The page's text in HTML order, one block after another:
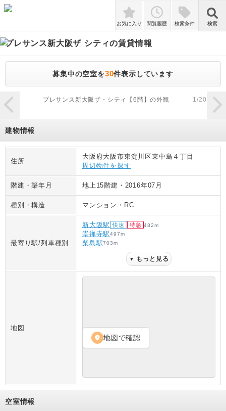
検索
お気に入り 閲覧履歴 検索条件 検索
プレサンス新大阪ザ シティの賃貸情報
募集中の空室を30件表示しています
zoom_in
プレサンス新大阪ザ・シティ【6階】の外観 1/20
建物情報
住所
大阪府大阪市東淀川区東中島４丁目
周辺物件を探す
階建・築年月 地上15階建 ・ 2016年07月
種別・構造 マンション ・ RC
最寄り駅/列車種別
新大阪駅 快速 特急 482m
崇禅寺駅497m
柴島駅703m
▼ もっと見る
地図
location_on 地図で確認
空室情報